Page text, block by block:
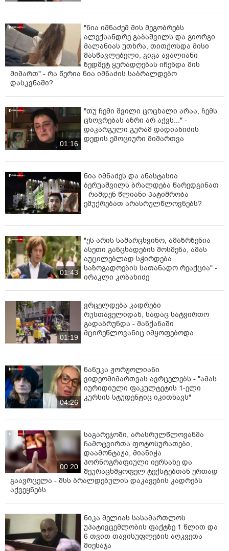
"ნია იმნაძემ მის მეგობრებს
ალექსანდრე გაბაშვილს და გიორგი
მალანიას უთხრა, თითქოსდა მისი
მასწავლებელი, გიგა ავალიანი
ზედმეტ ყურადღებას იჩენდა მის
მიმართ" - რა წერია ნია იმნაძის საბრალდებო
დასკვნაში?
01:16
"თუ ჩემი შვილი ცოცხალი არაა, ჩემს
ცხოვრებას აზრი არ აქვს..." -
დაკარგული გურამ დადიანიძის
დედის ემოციური მიმართვა
ნია იმნაძეს და ანასტასია
ბერუაშვილს ბრალდება წარედგინათ
- რამდენ წლიანი პატიმრობა
ემუქრებათ არასრულწლოვნებს?
01:43
"ეს არის სამარცხვინო, ამაზრზენია
ასეთი განცხადების მოსმენა, ამას
აუცილებლად სჭირდება
საზოგადოების სათანადო რეაქცია" -
ირაკლი კობახიძე
01:19
ვრცელდება კადრები
რუსთაველიდან, სადაც სატვირთო
გადაბრუნდა - მანქანაში
მცირეწლოვანიც იმყოფებოდა
04:26
ნანუკა ჟორჟოლიანი
ვიდეომიმართვას ავრცელებს - "ამას
იურიდიული ფაკულტეტის 1-ელი
კურსის სტუდენტიც იკითხავს"
00:20
საგარეჯოში, არასრულწლოვანმა
ჩამოტვირთა ფოტოსურათები,
დაამონტაჟა, მიანიჭა
პორნოგრაფიული იერსახე და
შეურაცხმყოფელ ტექსტებთან ერთად
გაავრცელა - შსს ბრალდებულის დაკავების კადრებს
აქვეყნებს
ნიკა მელიას სასამართლოს
უპატივცემლობის ფაქტზე 1 წლით და
6 თვით თავისუფლების აღკვეთა
მიესაჯა